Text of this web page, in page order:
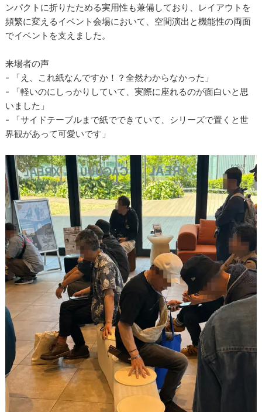
ンパクトに折りたためる実用性も兼備しており、レイアウトを
頻繁に変えるイベント会場において、空間演出と機能性の両面
でイベントを支えました。
来場者の声
- 「え、これ紙なんですか！？全然わからなかった」
- 「軽いのにしっかりしていて、実際に座れるのが面白いと思
いました」
- 「サイドテーブルまで紙でできていて、シリーズで置くと世
界観があって可愛いです」